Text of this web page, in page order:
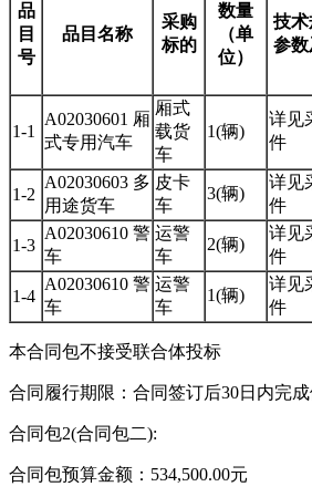
品
目
号
品目名称
采购
标的
数量
（单
位）
技术
参
1-1
A02030601 厢
式专用汽车
厢式
载货
车
1(辆)
详见
件
1-2
A02030603 多
用途货车
皮卡
车
3(辆)
详见
件
1-3
A02030610 警
车
运警
车
2(辆)
详见
件
1-4
A02030610 警
车
运警
车
1(辆)
详见
件
本合同包不接受联合体投标
合同履行期限：合同签订后30日内完
合同包2(合同包二):
合同包预算金额：534,500.00元